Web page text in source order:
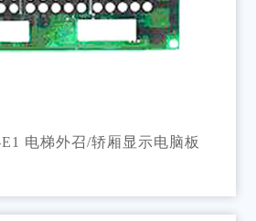
电梯外召/轿厢显示电脑板